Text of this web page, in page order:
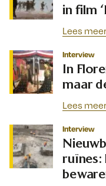
in film
Lees
Interview
In
maar
Lees
Interview
ruïnes: